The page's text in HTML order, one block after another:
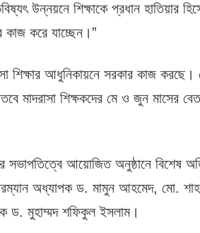
উন্নয়নে শিক্ষাকে প্রধান হাতিয়ার
কাজ করে যাচ্ছেন।”
শিক্ষার আধুনিকায়নে সরকার কাজ করছে।
মাদরাসা শিক্ষকদের মে ও জুন মাসের
সভাপতিত্বে আয়োজিত অনুষ্ঠানে বিশেষ
অধ্যাপক ড. মামুন আহমেদ, মো.
ড. মুহাম্মদ শফিকুল ইসলাম।